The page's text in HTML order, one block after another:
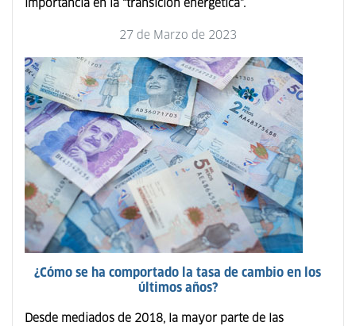
importancia en la “transición energética”.
27 de Marzo de 2023
¿Cómo se ha comportado la tasa de cambio en los
últimos años?
Desde mediados de 2018, la mayor parte de las